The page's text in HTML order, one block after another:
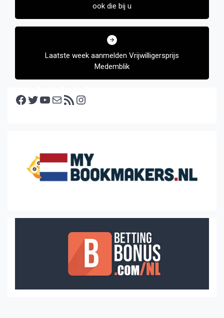
ook die bij u
Laatste week aanmelden Vrijwilligersprijs
Medemblik
Facebook Twitter YouTube E-mail RSS feed